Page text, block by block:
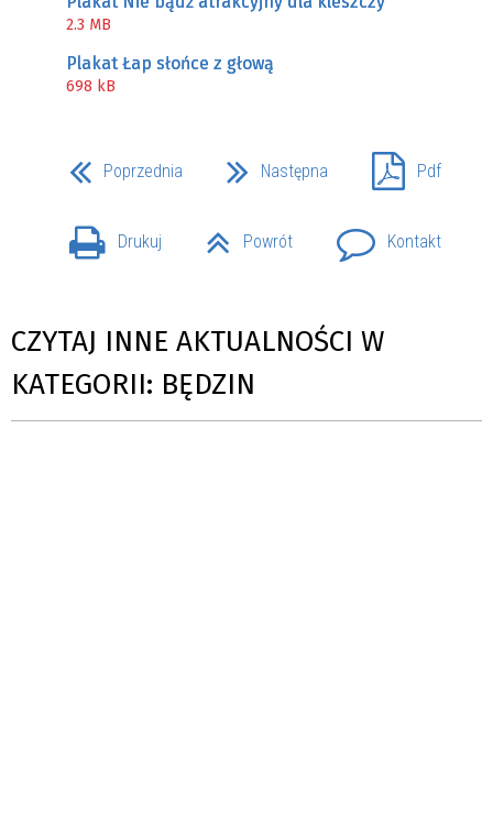
2.3 MB
Plakat Łap słońce z głową
698 kB
Poprzednia Następna Pdf
Drukuj Powrót Kontakt
CZYTAJ INNE AKTUALNOŚCI W
KATEGORII: BĘDZIN